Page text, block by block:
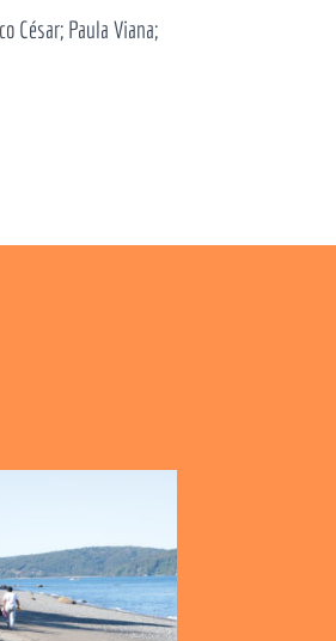
César; Paula Viana;